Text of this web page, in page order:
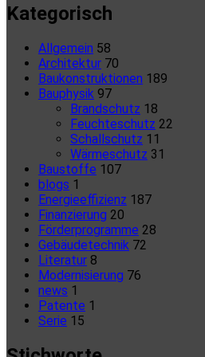
Kategorisch
Allgemein 58
Architektur 70
Baukonstruktionen 189
Bauphysik 97
Brandschutz 18
Feuchteschutz 22
Schallschutz 11
Wärmeschutz 31
Baustoffe 107
blogs 1
Energieeffizienz 187
Finanzierung 20
Förderprogramme 28
Gebäudetechnik 72
Literatur 8
Modernisierung 76
news 1
Patente 1
Serie 15